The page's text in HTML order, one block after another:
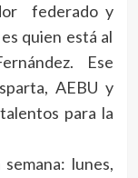
federado y
quien está al
Ese
AEBU y
para la
lunes,